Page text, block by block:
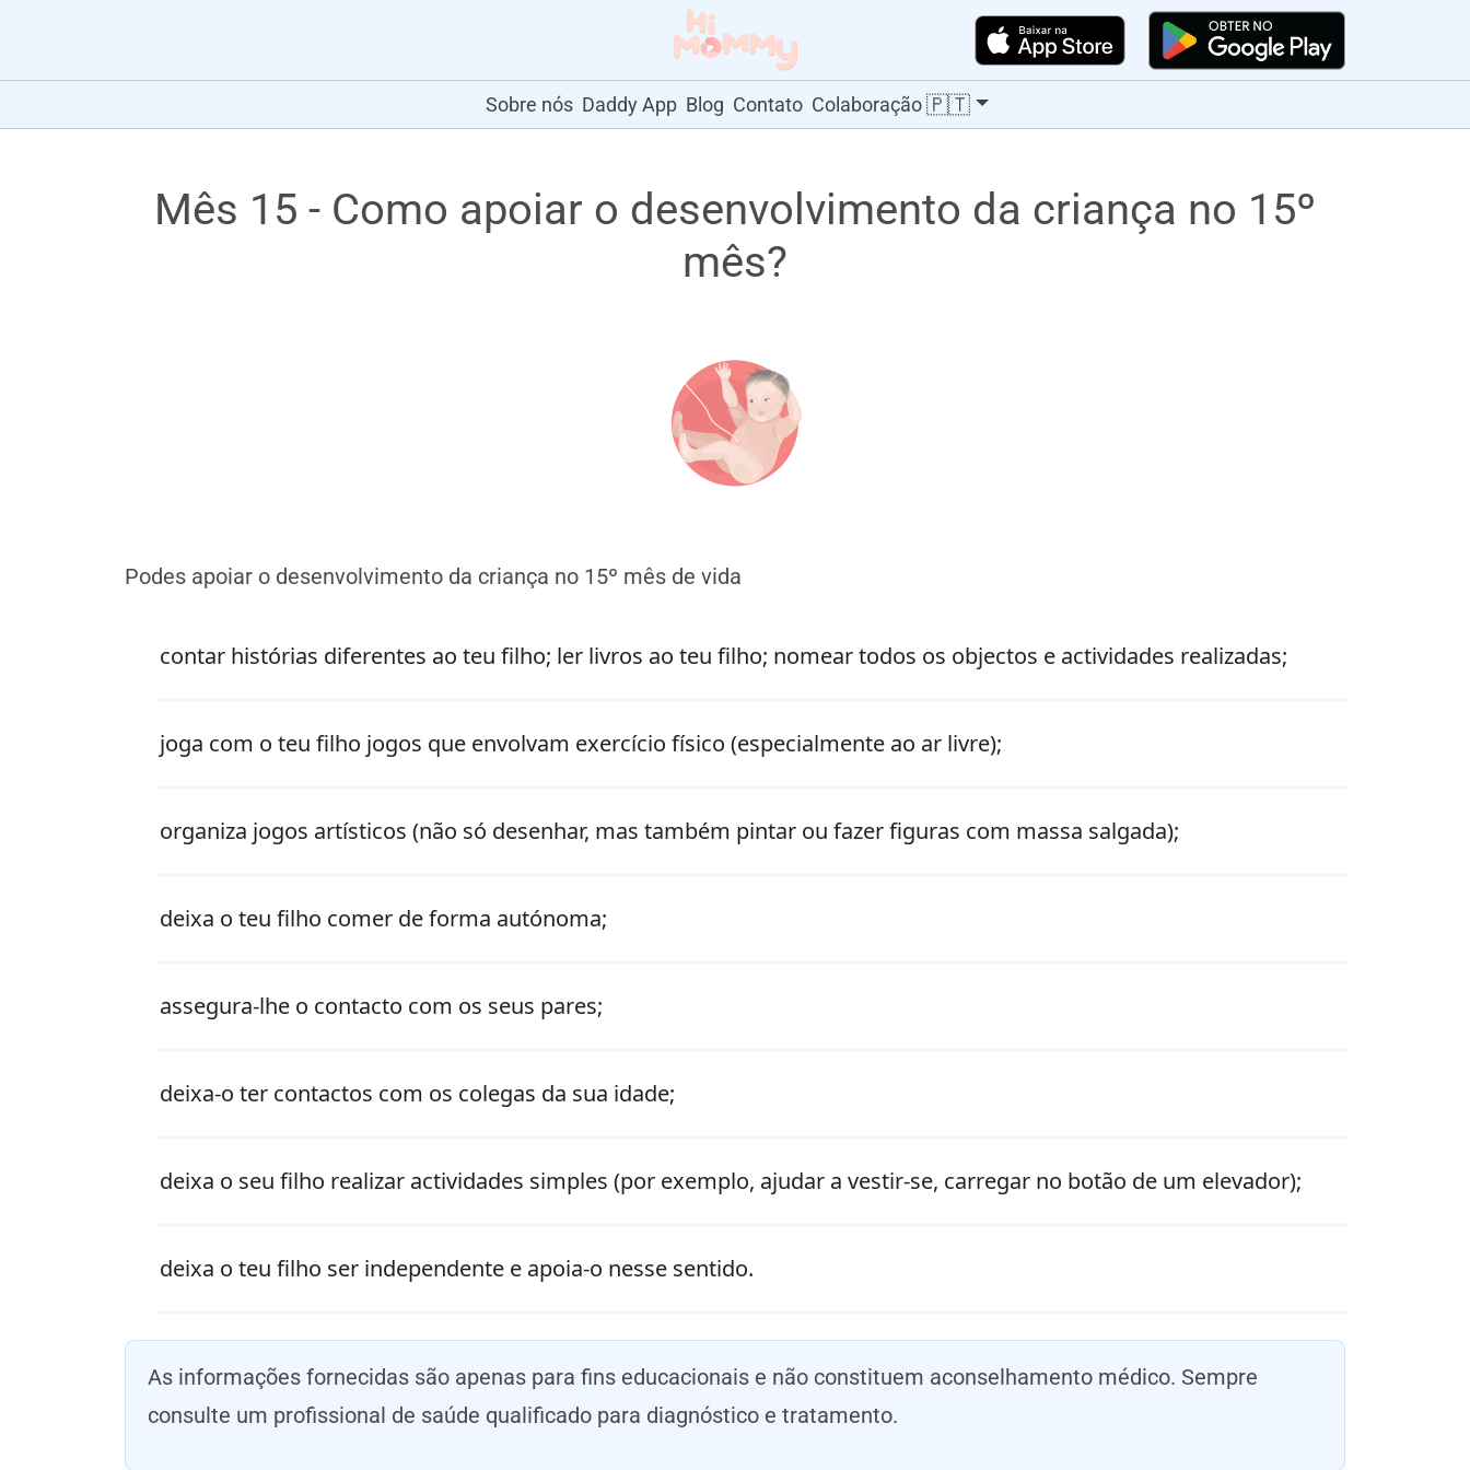
Sobre nós Daddy App Blog Contato Colaboração🇵🇹
Mês 15 - Como apoiar o desenvolvimento da criança no 15º
mês?
Podes apoiar o desenvolvimento da criança no 15º mês de vida
contar histórias diferentes ao teu filho; ler livros ao teu filho; nomear todos os objectos e actividades realizadas;
joga com o teu filho jogos que envolvam exercício físico (especialmente ao ar livre);
organiza jogos artísticos (não só desenhar, mas também pintar ou fazer figuras com massa salgada);
deixa o teu filho comer de forma autónoma;
assegura-lhe o contacto com os seus pares;
deixa-o ter contactos com os colegas da sua idade;
deixa o seu filho realizar actividades simples (por exemplo, ajudar a vestir-se, carregar no botão de um elevador);
deixa o teu filho ser independente e apoia-o nesse sentido.
As informações fornecidas são apenas para fins educacionais e não constituem aconselhamento médico. Sempre
consulte um profissional de saúde qualificado para diagnóstico e tratamento.